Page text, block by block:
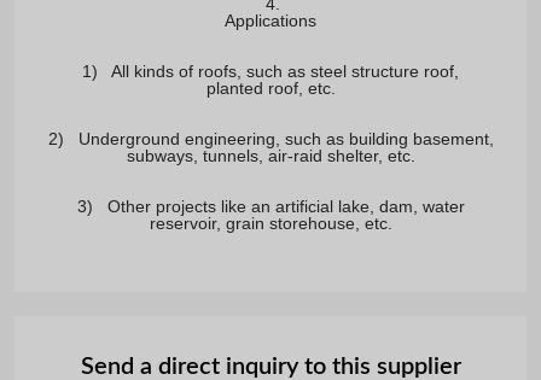
Applications
1)   All kinds of roofs, such as steel structure roof,
planted roof, etc.
2)   Underground engineering, such as building basement,
subways, tunnels, air-raid shelter, etc.
3)   Other projects like an artificial lake, dam, water
reservoir, grain storehouse, etc.
Send a direct inquiry to this supplier